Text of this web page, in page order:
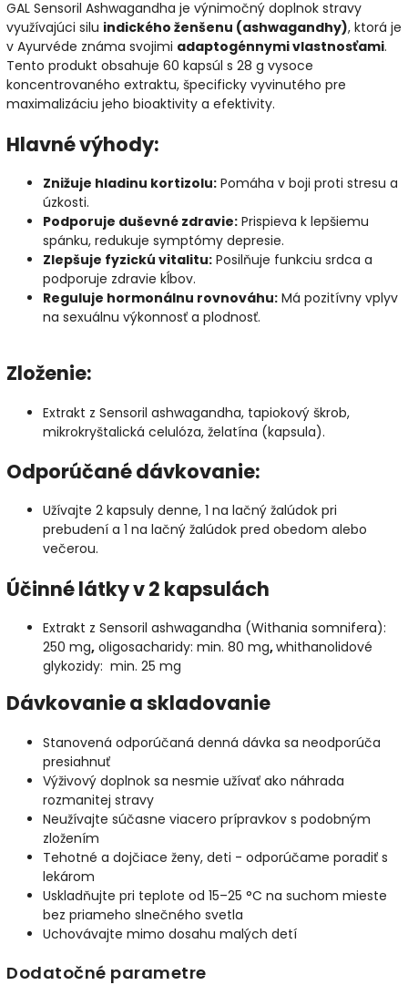
GAL Sensoril Ashwagandha je výnimočný doplnok stravy
využívajúci silu indického ženšenu (ashwagandhy), ktorá je
v Ayurvéde známa svojimi adaptogénnymi vlastnosťami.
Tento produkt obsahuje 60 kapsúl s 28 g vysoce
koncentrovaného extraktu, špecificky vyvinutého pre
maximalizáciu jeho bioaktivity a efektivity.
Hlavné výhody:
Znižuje hladinu kortizolu: Pomáha v boji proti stresu a
úzkosti.
Podporuje duševné zdravie: Prispieva k lepšiemu
spánku, redukuje symptómy depresie.
Zlepšuje fyzickú vitalitu: Posilňuje funkciu srdca a
podporuje zdravie kĺbov.
Reguluje hormonálnu rovnováhu: Má pozitívny vplyv
na sexuálnu výkonnosť a plodnosť.
Zloženie:
Extrakt z Sensoril ashwagandha, tapiokový škrob,
mikrokryštalická celulóza, želatína (kapsula).
Odporúčané dávkovanie:
Užívajte 2 kapsuly denne, 1 na lačný žalúdok pri
prebudení a 1 na lačný žalúdok pred obedom alebo
večerou.
Účinné látky v 2 kapsulách
Extrakt z Sensoril ashwagandha (Withania somnifera):
250 mg, oligosacharidy: min. 80 mg,whithanolidové
glykozidy: min. 25 mg
Dávkovanie a skladovanie
Stanovená odporúčaná denná dávka sa neodporúča
presiahnuť
Výživový doplnok sa nesmie užívať ako náhrada
rozmanitej stravy
Neužívajte súčasne viacero prípravkov s podobným
zložením
Tehotné a dojčiace ženy, deti - odporúčame poradiť s
lekárom
Uskladňujte pri teplote od 15–25 °C na suchom mieste
bez priameho slnečného svetla
Uchovávajte mimo dosahu malých detí
Dodatočné parametre